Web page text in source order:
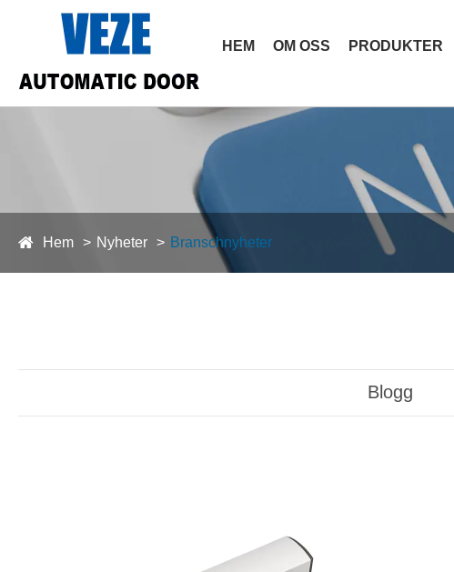
HEM OM OSS PRODUKTER
Hem Nyheter Branschnyheter
Blogg